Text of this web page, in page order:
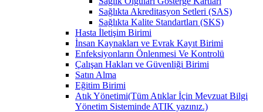
Sağlıkta Akreditasyon Setleri (SAS)
Sağlıkta Kalite Standartları (SKS)
Hasta İletişim Birimi
İnsan Kaynakları ve Evrak Kayıt Birimi
Enfeksiyonların Önlenmesi Ve Kontrolü
Çalışan Hakları ve Güvenliği Birimi
Satın Alma
Eğitim Birimi
Atık Yönetimi(Tüm Atıklar İçin Mevzuat Bilgi
Yönetim Sisteminde ATIK yazınız.)